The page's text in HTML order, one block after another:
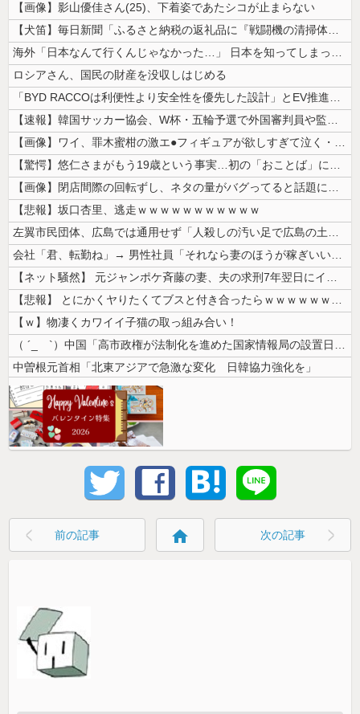
【画像】影山優佳さん(25)、下着姿であたシコが止まらない
【犬笛】毎日新聞「ふるさと納税の返礼品に『戦闘機の清掃体験』」→サヨク...
海外「日本なんて行くんじゃなかった…」 日本を知ってしまったディズニー...
ロシアさん、国民の財産を没収しはじめる
「BYD RACCOは利便性より安全性を優先した設計」とEV推進派がス...
【速報】韓国サッカー協会、W杯・五輪予選で外国審判員や監督官を性接待！...
【画像】ワイ、罪木蜜柑の激エ●フィギュアが欲しすぎて泣く・・・・・・
【驚愕】悠仁さまがもう19歳という事実…初の「おことば」にネット民驚嘆
【画像】閉店間際の回転ずし、ネタの量がバグってると話題にｗｗｗｗｗ
【悲報】坂口杏里、逃走ｗｗｗｗｗｗｗｗｗｗｗ
左翼市民団体、広島では通用せず「人殺しの汚い足で広島の土を踏むな！」→...
会社「君、転勤ね」→ 男性社員「それなら妻のほうが稼ぎいいんで辞めます...
【ネット騒然】 元ジャンポケ斉藤の妻、夫の求刑7年翌日にインスタ更新！...
【悲報】 とにかくヤりたくてブスと付き合ったらｗｗｗｗｗｗｗｗｗｗｗｗ...
【ｗ】物凄くカワイイ子猫の取っ組み合い！
（ ´_ゝ`）中国「高市政権が法制化を進めた国家情報局の設置日が7月3...
中曽根元首相「北東アジアで急激な変化 日韓協力強化を」
前の記事 home 次の記事